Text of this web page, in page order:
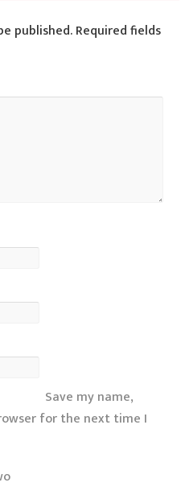
published.Required fields
Save my name,
for the next time I